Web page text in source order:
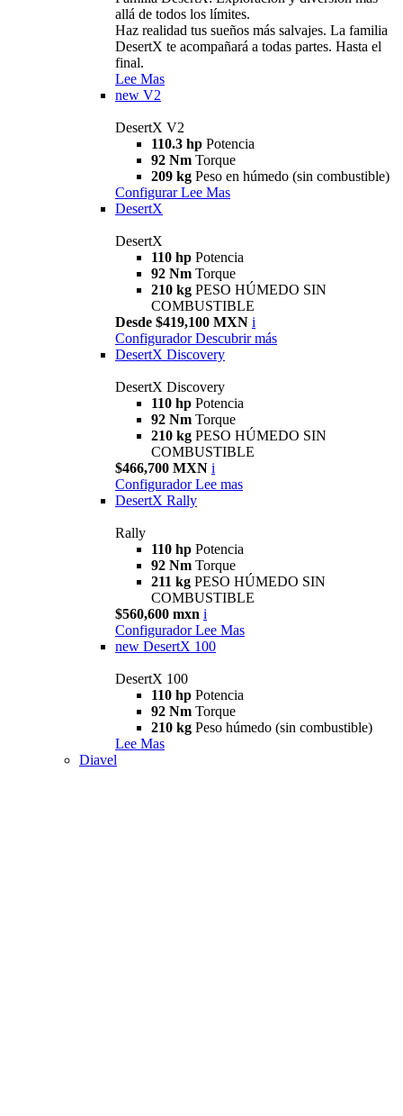
allá de todos los límites.
Haz realidad tus sueños más salvajes. La familia
DesertX te acompañará a todas partes. Hasta el
final.
Lee Mas
new V2
DesertX V2
110.3 hp Potencia
92 Nm Torque
209 kg Peso en húmedo (sin combustible)
Configurar Lee Mas
DesertX
DesertX
110 hp Potencia
92 Nm Torque
210 kg PESO HÚMEDO SIN
COMBUSTIBLE
Desde $419,100 MXN i
Configurador Descubrir más
DesertX Discovery
DesertX Discovery
110 hp Potencia
92 Nm Torque
210 kg PESO HÚMEDO SIN
COMBUSTIBLE
$466,700 MXN i
Configurador Lee mas
DesertX Rally
Rally
110 hp Potencia
92 Nm Torque
211 kg PESO HÚMEDO SIN
COMBUSTIBLE
$560,600 mxn i
Configurador Lee Mas
new DesertX 100
DesertX 100
110 hp Potencia
92 Nm Torque
210 kg Peso húmedo (sin combustible)
Lee Mas
Diavel